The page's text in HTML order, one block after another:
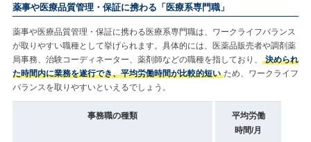
薬事や医療品質管理・保証に携わる「医療系専門職」
薬事や医療品質管理・保証に携わる医療系専門職は、ワークライフバランス
が取りやすい職種として挙げられます。具体的には、医薬品販売者や調剤薬
局事務、治験コーディネーター、薬剤師などの職種を指しており、
決められ
た時間内に業務を遂行でき、平均労働時間が比較的短い ため、ワークライフ
バランスを取りやすいといえるでしょう。
事務職の種類
平均労働
時間/月